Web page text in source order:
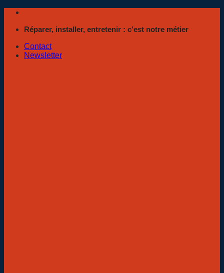
Passer
contenuRéparer, installer, entretenir : c’est notre métier
Contact
Newsletter